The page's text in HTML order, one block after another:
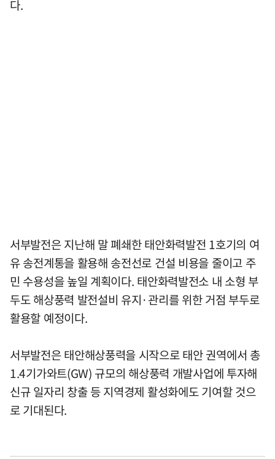
다.
서부발전은 지난해 말 폐쇄한 태안화력발전 1호기의 여
유 송전계통을 활용해 송전선로 건설 비용을 줄이고 주
민 수용성을 높일 계획이다. 태안화력발전소 내 소형 부
두도 해상풍력 발전설비 유지·관리를 위한 거점 부두로
활용할 예정이다.
서부발전은 태안해상풍력을 시작으로 태안 권역에서 총
1.4기가와트(GW) 규모의 해상풍력 개발사업에 투자해
신규 일자리 창출 등 지역경제 활성화에도 기여할 것으
로 기대된다.